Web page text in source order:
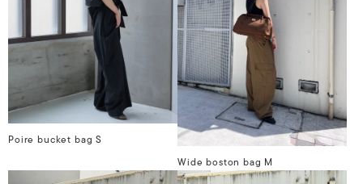
Poire bucket bag S
Wide boston bag M